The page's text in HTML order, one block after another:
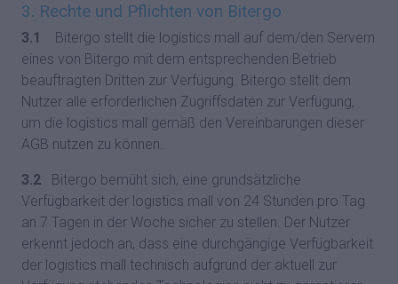
3. Rechte und Pflichten von Bitergo
3.1
Bitergo stellt die logistics mall auf dem/den Servern
eines von Bitergo mit dem entsprechenden Betrieb
beauftragten Dritten zur Verfügung. Bitergo stellt dem
Nutzer alle erforderlichen Zugriffsdaten zur Verfügung,
um die logistics mall gemäß den Vereinbarungen dieser
AGB nutzen zu können.
3.2
Bitergo bemüht sich, eine grundsätzliche
Verfügbarkeit der logistics mall von 24 Stunden pro Tag
an 7 Tagen in der Woche sicher zu stellen. Der Nutzer
erkennt jedoch an, dass eine durchgängige Verfügbarkeit
der logistics mall technisch aufgrund der aktuell zur